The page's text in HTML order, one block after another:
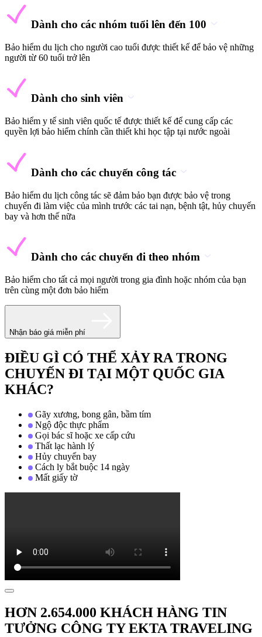
Dành cho các nhóm tuổi lên đến 100
Bảo hiểm du lịch cho người cao tuổi được thiết kế để bảo vệ những
người từ 60 tuổi trở lên
Dành cho sinh viên
Bảo hiểm y tế sinh viên quốc tế được thiết kế để cung cấp các
quyền lợi bảo hiểm chính cần thiết khi học tập tại nước ngoài
Dành cho các chuyến công tác
Bảo hiểm du lịch công tác sẽ đảm bảo bạn được bảo vệ trong
chuyến đi làm việc của mình trước các tai nạn, bệnh tật, hủy chuyến
bay và hơn thế nữa
Dành cho các chuyến đi theo nhóm
Bảo hiểm cho tất cả mọi người trong gia đình hoặc nhóm của bạn
trên cùng một đơn bảo hiểm
Nhận báo giá miễn phí
ĐIỀU GÌ CÓ THỂ XẢY RA TRONG
CHUYẾN ĐI TẠI MỘT QUỐC GIA
KHÁC?
Gãy xương, bong gân, bầm tím
Ngộ độc thực phẩm
Gọi bác sĩ hoặc xe cấp cứu
Thất lạc hành lý
Hủy chuyến bay
Cách ly bắt buộc 14 ngày
Mất giấy tờ
HƠN 2.654.000 KHÁCH HÀNG TIN
TƯỞNG CÔNG TY EKTA TRAVELING